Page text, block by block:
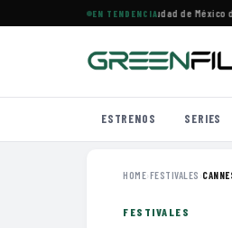
EN TENDENCIA
de cine imperdibles en Ciudad de México
ESTRENOS SERIES
HOME›FESTIVALES ›
FESTIVALES